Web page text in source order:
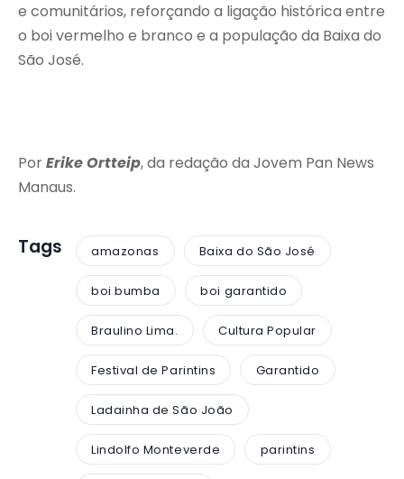
e comunitários, reforçando a ligação histórica entre
o boi vermelho e branco e a população da Baixa do
São José.
PorErike Ortteip, da redação da Jovem Pan News
Manaus.
Tags amazonas Baixa do São José
boi bumba boi garantido
Braulino Lima. Cultura Popular
Festival de Parintins Garantido
Ladainha de São João
Lindolfo Monteverde parintins